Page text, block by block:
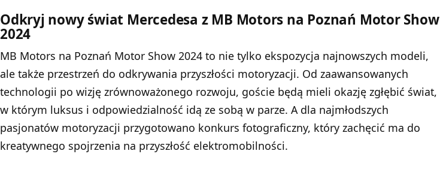
Odkryj nowy świat Mercedesa z MB Motors na Poznań Motor Show
2024
MB Motors na Poznań Motor Show 2024 to nie tylko ekspozycja najnowszych modeli,
ale także przestrzeń do odkrywania przyszłości motoryzacji. Od zaawansowanych
technologii po wizję zrównoważonego rozwoju, goście będą mieli okazję zgłębić świat,
w którym luksus i odpowiedzialność idą ze sobą w parze. A dla najmłodszych
pasjonatów motoryzacji przygotowano konkurs fotograficzny, który zachęcić ma do
kreatywnego spojrzenia na przyszłość elektromobilności.